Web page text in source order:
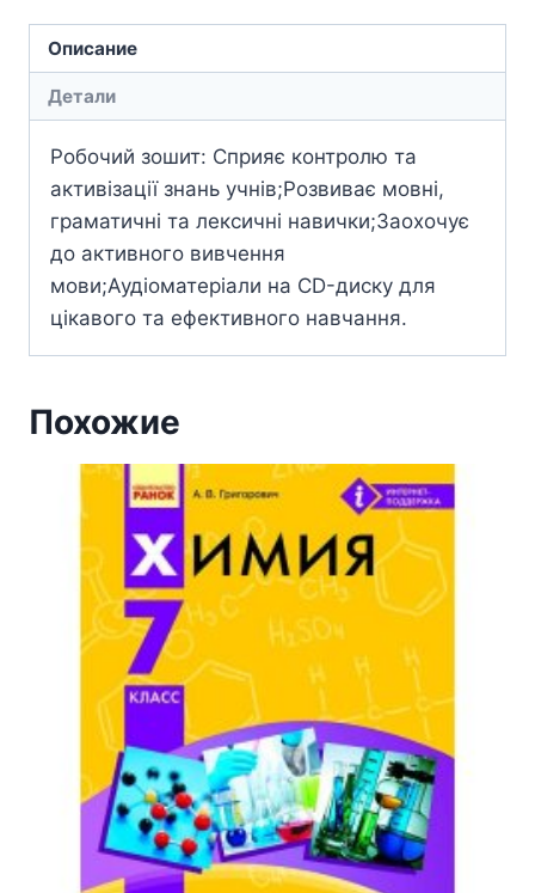
Описание
Детали
Робочий зошит: Сприяє контролю та
активізації знань учнів;Розвиває мовні,
граматичні та лексичні навички;Заохочує
до активного вивчення
мови;Аудіоматеріали на CD-диску для
цікавого та ефективного навчання.
Похожие